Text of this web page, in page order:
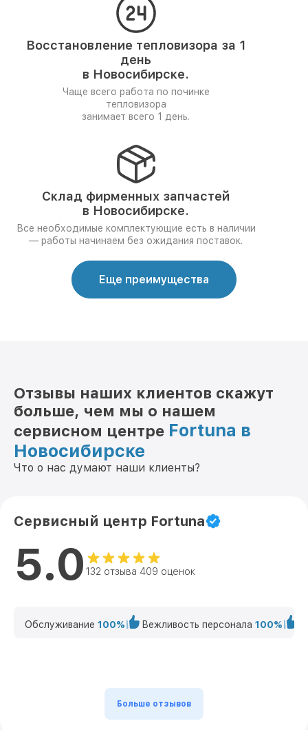
Восстановление тепловизора за 1
день
в Новосибирске.
Чаще всего работа по починке
тепловизора
занимает всего 1 день.
Склад фирменных запчастей
в Новосибирске.
Все необходимые комплектующие есть в наличии
— работы начинаем без ожидания поставок.
Еще преимущества
Отзывы наших клиентов скажут
больше, чем мы о нашем
сервисном центре Fortuna в
Новосибирске
Что о нас думают наши клиенты?
Сервисный центр Fortuna
5.0 132 отзыва 409 оценок
Обслуживание 100% Вежливость персонала 100%
Больше отзывов